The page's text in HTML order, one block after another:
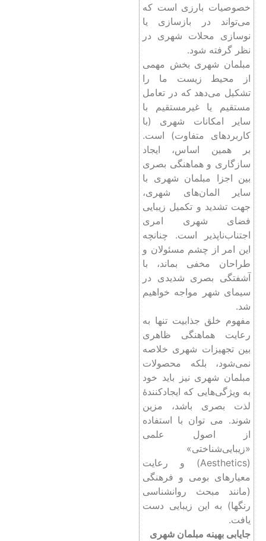
خصوصیات بارزی است که
می‌تواند در بازسازی یا
نوسازی محلات شهری در
نظر گرفته شود.
مبلمان شهری بخش مهمی
از محيط زيست ما را
تشکيل می‌دهد که در تعامل
مستقیم یا غیرمستقیم با
سایر امکانات شهری (با
کاربردهای متفاوت) است.
بر همین اساس، ایجاد
سازگاری و هماهنگی بصری
بین اجزا مبلمان شهری با
سایر المان‌های شهری،
جهت تشدید و تکمیل زیبایی
فضای شهری امری
اجتناب‌ناپذیر است. چنانچه
این امر از چشم مسئولان و
طراحان مخفی بماند، با
آشفتگی بصری شدیدی در
سیمای شهر مواجه خواهیم
شد.
مفهوم خلق جذابیت تنها به
رعایت هماهنگی ظاهری
بین تجهیزات شهری خلاصه
نمی‌شود، بلکه محصولات
مبلمان شهری نیز باید خود
به ویژگی‌هایی که ایجاد‌کنندۀ
لذت بصری باشد، مزین
شوند. می توان با استفاده
از اصول علمی
«زیبایی‌شناختی»
(Aesthetics) و رعایت
معیارهای بومی و فرهنگی
(مانند مبحث روانشناسی
رنگها) به این زیبایی دست
یافت.
جایابی بهینه مبلمان شهری